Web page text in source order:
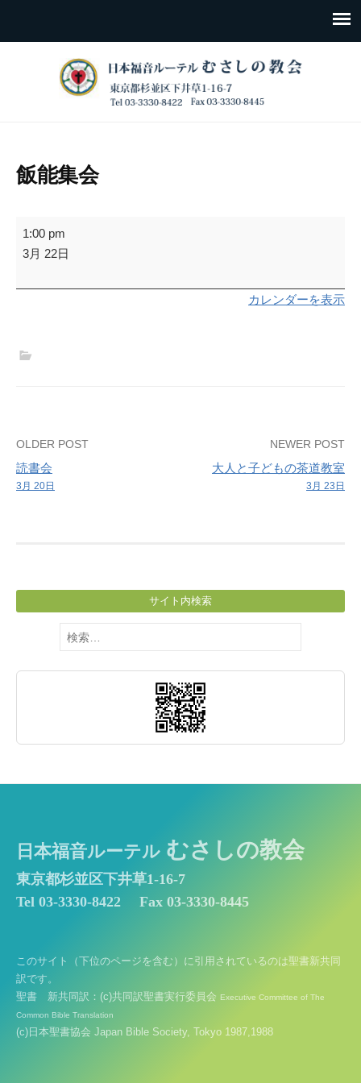
飯能集会
飯
能
会
1:00 pm
3月 22日
カレンダーを表示
Post
navigation
OLDER POST
読書会
3月 20日
NEWER POST
大人と子どもの茶道教室
3月 23日
サイト内検索
検
索:
日本福音ルーテル むさしの教会
東京都杉並区下井草1-16-7
Tel 03-3330-8422
Fax 03-3330-8445
このサイト（下位のページを含む）に引用されているのは聖書新共同
訳です。
聖書 新共同訳：(c)共同訳聖書実行委員会 Executive Committee of The
Common Bible Translation
(c)日本聖書協会 Japan Bible Society, Tokyo 1987,1988